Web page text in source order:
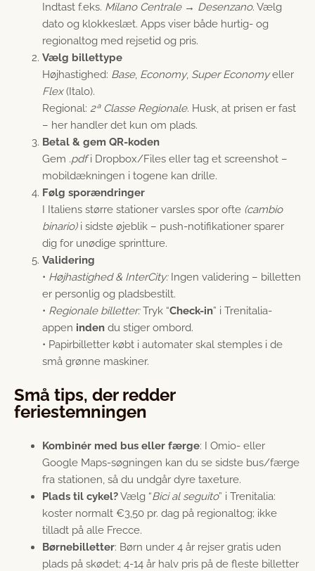
Indtast f.eks. Milano Centrale → Desenzano. Vælg
dato og klokkeslæt. Apps viser både hurtig- og
regionaltog med rejsetid og pris.
Vælg billettype
Højhastighed: Base, Economy, Super Economyeller
Flex(Italo).
Regional: 2ª Classe Regionale. Husk, at prisen er fast
– her handler det kun om plads.
Betal & gem QR-koden
Gem .pdfi Dropbox/Files eller tag et screenshot –
mobildækningen i togene kan drille.
Følg sporændringer
I Italiens større stationer varsles spor ofte (cambio
binario)i sidste øjeblik – push-notifikationer sparer
dig for unødige sprintture.
Validering
• Højhastighed & InterCity:Ingen validering – billetten
er personlig og pladsbestilt.
• Regionale billetter:Tryk “Check-in” i Trenitalia-
appen inden du stiger ombord.
• Papirbilletter købt i automater skal stemples i de
små grønne maskiner.
Små tips, der redder
feriestemningen
Kombinér med bus eller færge: I Omio- eller
Google Maps-søgningen kan du se sidste bus/færge
fra stationen, så du undgår dyre taxeture.
Plads til cykel?Vælg “Bici al seguito” i Trenitalia:
koster normalt €3,50 pr. dag på regionaltog; ikke
tilladt på alle Frecce.
Børnebilletter: Børn under 4 år rejser gratis uden
plads på skødet; 4-14 år halv pris på de fleste billetter